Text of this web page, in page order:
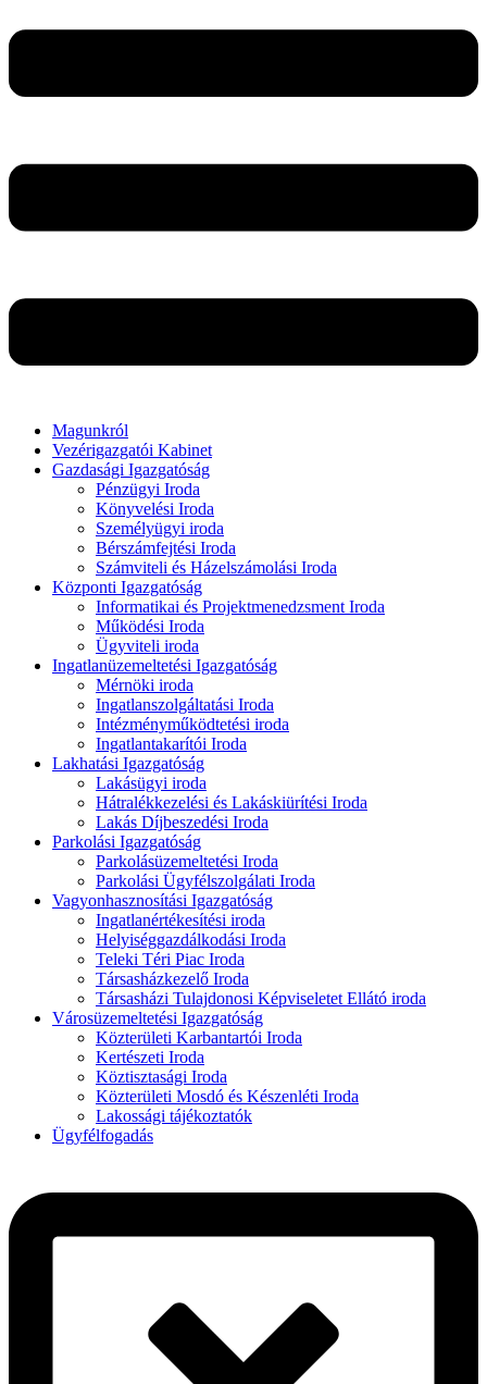
Magunkról
Vezérigazgatói Kabinet
Gazdasági Igazgatóság
Pénzügyi Iroda
Könyvelési Iroda
Személyügyi iroda
Bérszámfejtési Iroda
Számviteli és Házelszámolási Iroda
Központi Igazgatóság
Informatikai és Projektmenedzsment Iroda
Működési Iroda
Ügyviteli iroda
Ingatlanüzemeltetési Igazgatóság
Mérnöki iroda
Ingatlanszolgáltatási Iroda
Intézményműködtetési iroda
Ingatlantakarítói Iroda
Lakhatási Igazgatóság
Lakásügyi iroda
Hátralékkezelési és Lakáskiürítési Iroda
Lakás Díjbeszedési Iroda
Parkolási Igazgatóság
Parkolásüzemeltetési Iroda
Parkolási Ügyfélszolgálati Iroda
Vagyonhasznosítási Igazgatóság
Ingatlanértékesítési iroda
Helyiséggazdálkodási Iroda
Teleki Téri Piac Iroda
Társasházkezelő Iroda
Társasházi Tulajdonosi Képviseletet Ellátó iroda
Városüzemeltetési Igazgatóság
Közterületi Karbantartói Iroda
Kertészeti Iroda
Köztisztasági Iroda
Közterületi Mosdó és Készenléti Iroda
Lakossági tájékoztatók
Ügyfélfogadás